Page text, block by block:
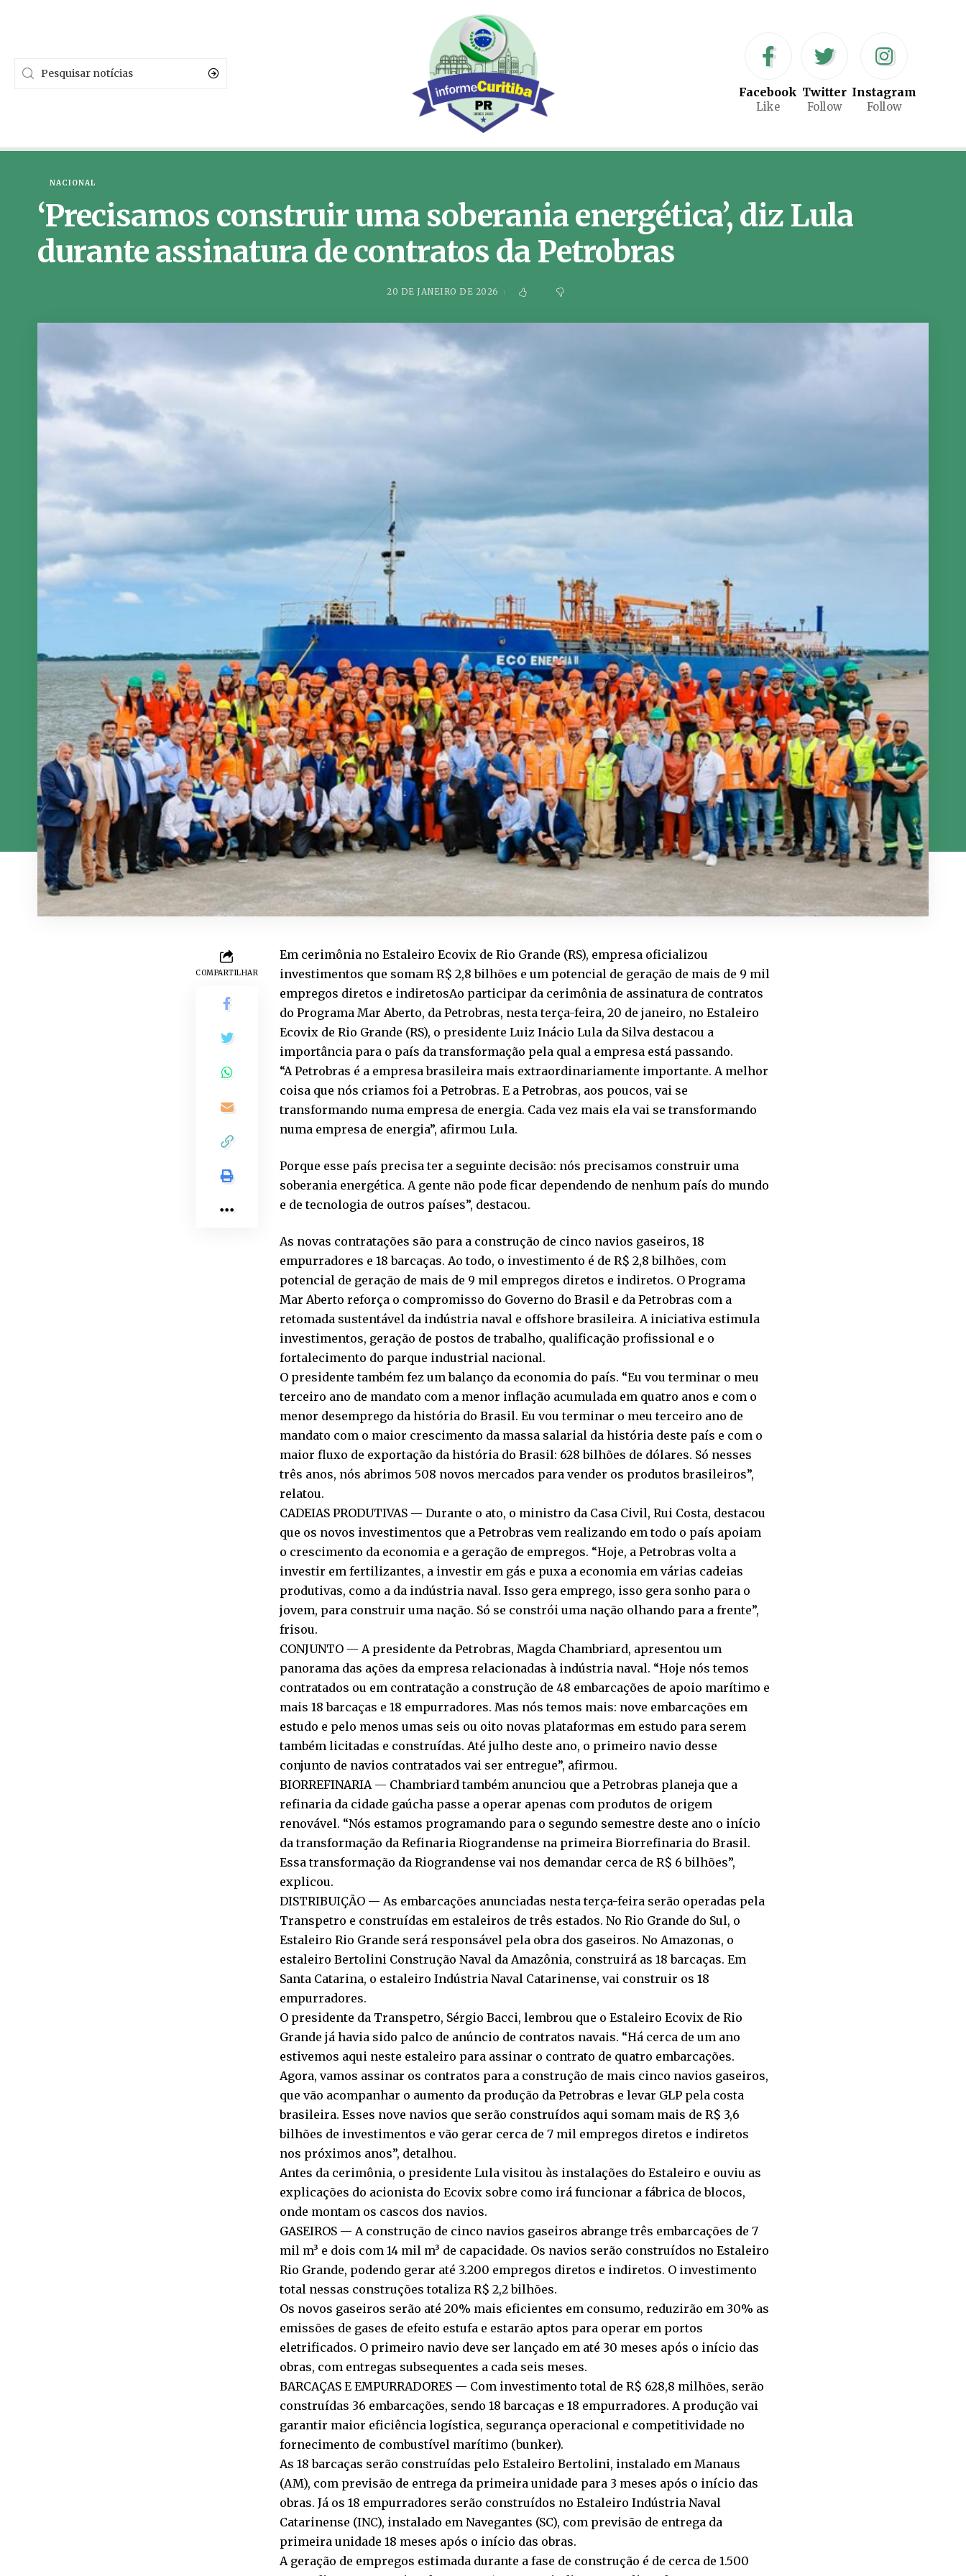
Facebook
Like
Twitter
Follow
Instagram
Follow
NACIONAL
‘Precisamos construir uma soberania energética’, diz Lula
durante assinatura de contratos da Petrobras
20 DE JANEIRO DE 2026
COMPARTILHAR
Em cerimônia no Estaleiro Ecovix de Rio Grande (RS), empresa oficializou
investimentos que somam R$ 2,8 bilhões e um potencial de geração de mais de 9 mil
empregos diretos e indiretosAo participar da cerimônia de assinatura de contratos
do Programa Mar Aberto, da Petrobras, nesta terça-feira, 20 de janeiro, no Estaleiro
Ecovix de Rio Grande (RS), o presidente Luiz Inácio Lula da Silva destacou a
importância para o país da transformação pela qual a empresa está passando.
“A Petrobras é a empresa brasileira mais extraordinariamente importante. A melhor
coisa que nós criamos foi a Petrobras. E a Petrobras, aos poucos, vai se
transformando numa empresa de energia. Cada vez mais ela vai se transformando
numa empresa de energia”, afirmou Lula.
Porque esse país precisa ter a seguinte decisão: nós precisamos construir uma
soberania energética. A gente não pode ficar dependendo de nenhum país do mundo
e de tecnologia de outros países”, destacou.
As novas contratações são para a construção de cinco navios gaseiros, 18
empurradores e 18 barcaças. Ao todo, o investimento é de R$ 2,8 bilhões, com
potencial de geração de mais de 9 mil empregos diretos e indiretos. O Programa
Mar Aberto reforça o compromisso do Governo do Brasil e da Petrobras com a
retomada sustentável da indústria naval e offshore brasileira. A iniciativa estimula
investimentos, geração de postos de trabalho, qualificação profissional e o
fortalecimento do parque industrial nacional.
O presidente também fez um balanço da economia do país. “Eu vou terminar o meu
terceiro ano de mandato com a menor inflação acumulada em quatro anos e com o
menor desemprego da história do Brasil. Eu vou terminar o meu terceiro ano de
mandato com o maior crescimento da massa salarial da história deste país e com o
maior fluxo de exportação da história do Brasil: 628 bilhões de dólares. Só nesses
três anos, nós abrimos 508 novos mercados para vender os produtos brasileiros”,
relatou.
CADEIAS PRODUTIVAS — Durante o ato, o ministro da Casa Civil, Rui Costa, destacou
que os novos investimentos que a Petrobras vem realizando em todo o país apoiam
o crescimento da economia e a geração de empregos. “Hoje, a Petrobras volta a
investir em fertilizantes, a investir em gás e puxa a economia em várias cadeias
produtivas, como a da indústria naval. Isso gera emprego, isso gera sonho para o
jovem, para construir uma nação. Só se constrói uma nação olhando para a frente”,
frisou.
CONJUNTO — A presidente da Petrobras, Magda Chambriard, apresentou um
panorama das ações da empresa relacionadas à indústria naval. “Hoje nós temos
contratados ou em contratação a construção de 48 embarcações de apoio marítimo e
mais 18 barcaças e 18 empurradores. Mas nós temos mais: nove embarcações em
estudo e pelo menos umas seis ou oito novas plataformas em estudo para serem
também licitadas e construídas. Até julho deste ano, o primeiro navio desse
conjunto de navios contratados vai ser entregue”, afirmou.
BIORREFINARIA — Chambriard também anunciou que a Petrobras planeja que a
refinaria da cidade gaúcha passe a operar apenas com produtos de origem
renovável. “Nós estamos programando para o segundo semestre deste ano o início
da transformação da Refinaria Riograndense na primeira Biorrefinaria do Brasil.
Essa transformação da Riograndense vai nos demandar cerca de R$ 6 bilhões”,
explicou.
DISTRIBUIÇÃO — As embarcações anunciadas nesta terça-feira serão operadas pela
Transpetro e construídas em estaleiros de três estados. No Rio Grande do Sul, o
Estaleiro Rio Grande será responsável pela obra dos gaseiros. No Amazonas, o
estaleiro Bertolini Construção Naval da Amazônia, construirá as 18 barcaças. Em
Santa Catarina, o estaleiro Indústria Naval Catarinense, vai construir os 18
empurradores.
O presidente da Transpetro, Sérgio Bacci, lembrou que o Estaleiro Ecovix de Rio
Grande já havia sido palco de anúncio de contratos navais. “Há cerca de um ano
estivemos aqui neste estaleiro para assinar o contrato de quatro embarcações.
Agora, vamos assinar os contratos para a construção de mais cinco navios gaseiros,
que vão acompanhar o aumento da produção da Petrobras e levar GLP pela costa
brasileira. Esses nove navios que serão construídos aqui somam mais de R$ 3,6
bilhões de investimentos e vão gerar cerca de 7 mil empregos diretos e indiretos
nos próximos anos”, detalhou.
Antes da cerimônia, o presidente Lula visitou às instalações do Estaleiro e ouviu as
explicações do acionista do Ecovix sobre como irá funcionar a fábrica de blocos,
onde montam os cascos dos navios.
GASEIROS — A construção de cinco navios gaseiros abrange três embarcações de 7
mil m³ e dois com 14 mil m³ de capacidade. Os navios serão construídos no Estaleiro
Rio Grande, podendo gerar até 3.200 empregos diretos e indiretos. O investimento
total nessas construções totaliza R$ 2,2 bilhões.
Os novos gaseiros serão até 20% mais eficientes em consumo, reduzirão em 30% as
emissões de gases de efeito estufa e estarão aptos para operar em portos
eletrificados. O primeiro navio deve ser lançado em até 30 meses após o início das
obras, com entregas subsequentes a cada seis meses.
BARCAÇAS E EMPURRADORES — Com investimento total de R$ 628,8 milhões, serão
construídas 36 embarcações, sendo 18 barcaças e 18 empurradores. A produção vai
garantir maior eficiência logística, segurança operacional e competitividade no
fornecimento de combustível marítimo (bunker).
As 18 barcaças serão construídas pelo Estaleiro Bertolini, instalado em Manaus
(AM), com previsão de entrega da primeira unidade para 3 meses após o início das
obras. Já os 18 empurradores serão construídos no Estaleiro Indústria Naval
Catarinense (INC), instalado em Navegantes (SC), com previsão de entrega da
primeira unidade 18 meses após o início das obras.
A geração de empregos estimada durante a fase de construção é de cerca de 1.500